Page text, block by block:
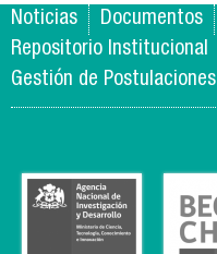
Noticias Documentos
Repositorio Institucional
Gestión de Postulaciones